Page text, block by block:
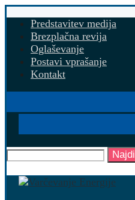
Predstavitev medija
Brezplačna revija
Oglaševanje
Postavi vprašanje
Kontakt
Najdi